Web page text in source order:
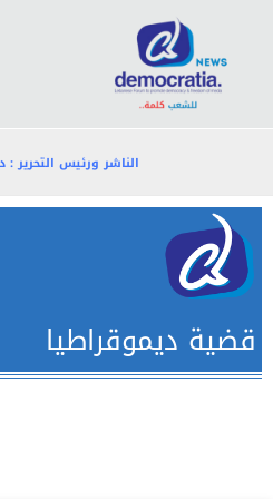
المحتوى
الناشر ورئيس التحرير :
قضية ديموقراطيا